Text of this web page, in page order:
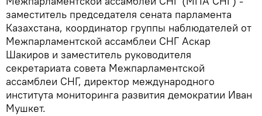
заместитель председателя сената парламента
Казахстана, координатор группы наблюдателей от
Межпарламентской ассамблеи СНГ Аскар
Шакиров и заместитель руководителя
секретариата совета Межпарламентской
ассамблеи СНГ, директор международного
института мониторинга развития демократии Иван
Мушкет.